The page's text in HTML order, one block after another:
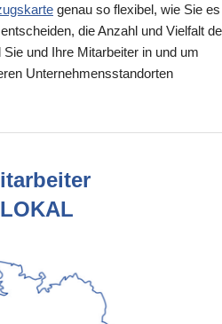
genau so flexibel, wie Sie es
die Anzahl und Vielfalt
und Ihre Mitarbeiter in und um
Unternehmensstandorten
LOKAL